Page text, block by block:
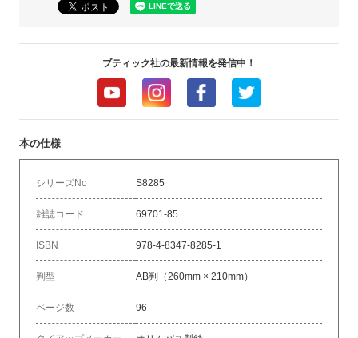
ブティック社の最新情報を発信中！
本の仕様
シリーズNo S8285
雑誌コード 69701-85
ISBN 978-4-8347-8285-1
判型 AB判（260mm × 210mm）
ページ数 96